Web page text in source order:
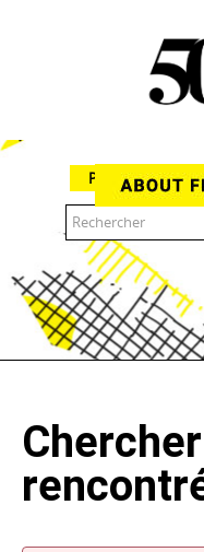
Parcourir